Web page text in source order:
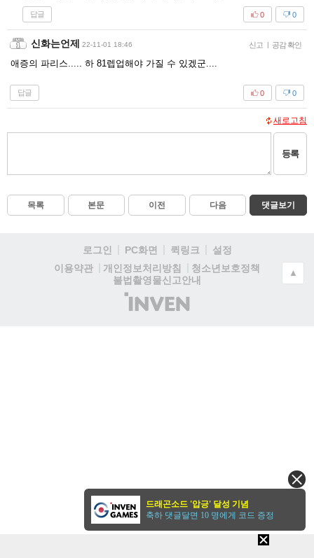
답글 0
0
신화는언제 22-11-01 18:46 신고 | 공감 확인
애증의 파리스..... 하 81렙업해야 가질 수 있겠군....
답글 0
0
새로고침
등록
목록 본문 이전 다음 댓글보기
로그인 PC화면 퀵링크
설정
이용약관
개인정보처리방침
청소년보호정책
불법촬영물신고안내
(주)
인
▲
드래곤소드 '압긍' 달성 기념
축하 댓글달면 10 명에게 코드 증정